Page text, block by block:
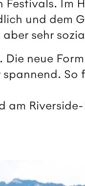
Im
und dem
sehr
neue
So
am